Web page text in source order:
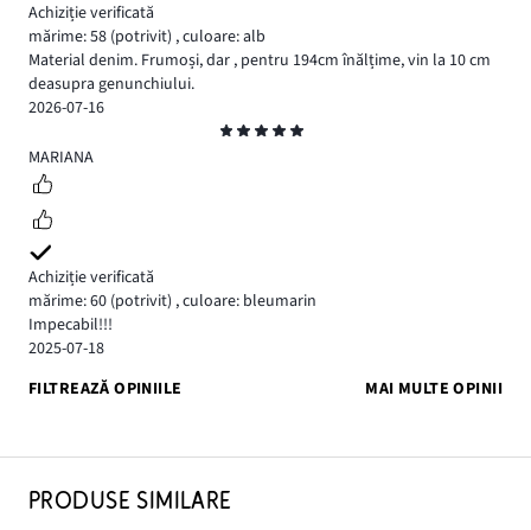
Achiziție verificată
mărime: 58 (potrivit) ,culoare: alb
Material denim. Frumoși, dar , pentru 194cm înălțime, vin la 10 cm
deasupra genunchiului.
2026-07-16
5
MARIANA
Achiziție verificată
mărime: 60 (potrivit) ,culoare: bleumarin
Impecabil!!!
2025-07-18
FILTREAZĂ OPINIILE
MAI MULTE OPINII
PRODUSE SIMILARE